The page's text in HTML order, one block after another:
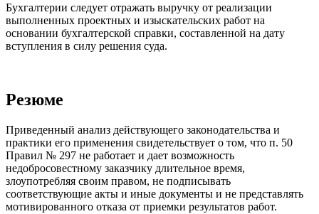
Бухгалтерии следует отражать выручку от реализации
выполненных проектных и изыскательских работ на
основании бухгалтерской справки, составленной на дату
вступления в силу решения суда.
Резюме
Приведенный анализ действующего законодательства и
практики его применения свидетельствует о том, что п. 50
Правил № 297 не работает и дает возможность
недобросовестному заказчику длительное время,
злоупотребляя своим правом, не подписывать
соответствующие акты и иные документы и не представлять
мотивированного отказа от приемки результатов работ.